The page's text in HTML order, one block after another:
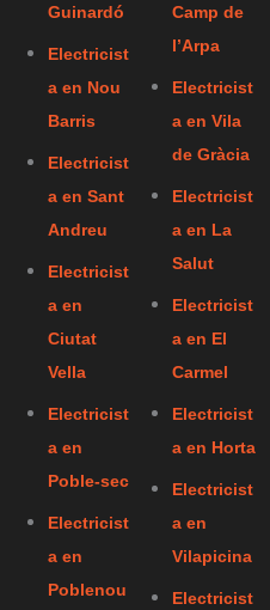
Guinardó
Electricist
a en Nou
Barris
Electricist
a en Sant
Andreu
Electricist
a en
Ciutat
Vella
Electricist
a en
Poble-sec
Electricist
a en
Poblenou
Camp de
l’Arpa
Electricist
a en Vila
de Gràcia
Electricist
a en La
Salut
Electricist
a en El
Carmel
Electricist
a en Horta
Electricist
a en
Vilapicina
Electricist